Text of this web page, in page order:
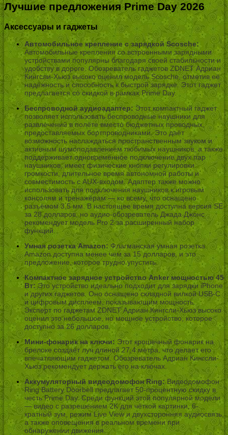
Лучшие предложения Prime Day 2026
Аксессуары и гаджеты
Автомобильное крепление с зарядкой Scosche:
Автомобильные крепления со встроенными зарядными
устройствами популярны благодаря своей стабильности и
удобству в дороге. Обозреватель гаджетов ZDNET Адриан
Кингсли-Хьюз высоко оценил модель Scosche, отметив её
надёжность и способность к быстрой зарядке. Этот гаджет
предлагается со скидкой в рамках Prime Day.
Беспроводной аудиоадаптер: Этот компактный гаджет
позволяет использовать беспроводные наушники для
развлечений в полёте вместо бюджетных проводных,
предоставляемых бортпроводниками. Это даёт
возможность наслаждаться пространственным звуком и
активным шумоподавлением любимых наушников, а также
поддерживает одновременное подключение двух пар
наушников, имеет физические кнопки регулировки
громкости, длительное время автономной работы и
совместимость с AUX-входом. Адаптер также можно
использовать для подключения наушников к игровым
консолям и тренажёрам — ко всему, что оснащено
разъёмом 3,5 мм. В настоящее время доступна версия SE
за 28 долларов, но аудио-обозреватель Джада Джонс
рекомендует модель Pro 2 за расширенный набор
функций.
Умная розетка Amazon: Флагманская умная розетка
Amazon доступна менее чем за 15 долларов, и это
предложение, которое трудно упустить.
Компактное зарядное устройство Anker мощностью 45
Вт:Это устройство идеально подходит для зарядки iPhone
и других гаджетов. Оно оснащено складной вилкой USB-C
и цифровым дисплеем, показывающим мощность.
Эксперт по гаджетам ZDNET Адриан Кингсли-Хьюз высоко
оценил это небольшое, но мощное устройство, которое
доступно за 26 долларов.
Мини-фонарик на ключи:Этот крошечный фонарик на
брелоке создаёт луч длиной 27,4 метра, что делает его
впечатляющим гаджетом. Обозреватель Адриан Кингсли-
Хьюз рекомендует держать его на ключах.
Аккумуляторный видеодомофон Ring:Видеодомофон
Ring Battery Doorbell предлагает 50-процентную скидку в
честь Prime Day. Среди функций этой популярной модели
— видео с разрешением 2K для чёткой картинки, 6-
кратный зум, режим Live View и двухсторонняя аудиосвязь,
а также оповещения в реальном времени при
обнаружении движения.